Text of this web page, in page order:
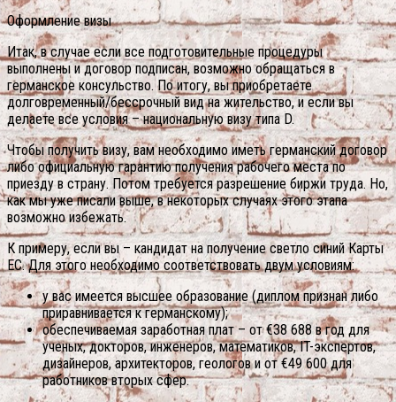
Оформление визы
Итак, в случае если все подготовительные процедуры
выполнены и договор подписан, возможно обращаться в
германское консульство. По итогу, вы приобретаете
долговременный/бессрочный вид на жительство, и если вы
делаете все условия – национальную визу типа D.
Чтобы получить визу, вам необходимо иметь германский договор
либо официальную гарантию получения рабочего места по
приезду в страну. Потом требуется разрешение биржи труда. Но,
как мы уже писали выше, в некоторых случаях этого этапа
возможно избежать.
К примеру, если вы – кандидат на получение светло синий Карты
ЕС. Для этого необходимо соответствовать двум условиям:
у вас имеется высшее образование (диплом признан либо
приравнивается к германскому);
обеспечиваемая заработная плат – от €38 688 в год для
ученых, докторов, инженеров, математиков, IT-экспертов,
дизайнеров, архитекторов, геологов и от €49 600 для
работников вторых сфер.